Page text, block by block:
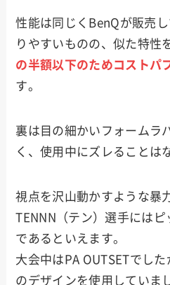
性能は同じくBenQが販売
りやすいものの、似た特性
の半額以下のためコストパ
す。
裏は目の細かいフォームラ
く、使用中にズレることは
視点を沢山動かすような暴
TENNN（テン）選手には
であるといえます。
大会中はPA OUTSETでし
のデザインを使用していま